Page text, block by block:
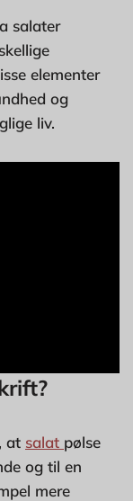
salater
elementer
og
liv.
at salat pølse
og til en
mere